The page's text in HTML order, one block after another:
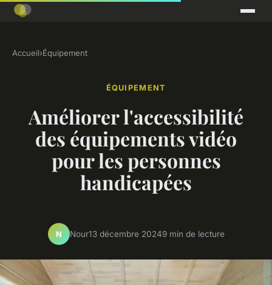
Accueil›Équipement
ÉQUIPEMENT
Améliorer l'accessibilité
des équipements vidéo
pour les personnes
handicapées
N Nour13 décembre 20249 min de lecture